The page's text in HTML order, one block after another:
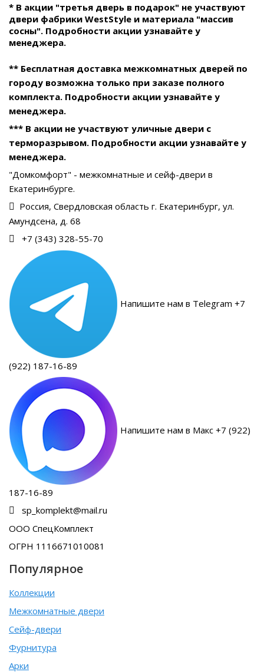
* В акции "третья дверь в подарок" не участвуют
двери фабрики WestStyle и материала "массив
сосны". Подробности акции узнавайте у
менеджера.
** Бесплатная доставка межкомнатных дверей по
городу возможна только при заказе полного
комплекта. Подробности акции узнавайте у
менеджера.
*** В акции не участвуют уличные двери с
терморазрывом. Подробности акции узнавайте у
менеджера.
"Домкомфорт" - межкомнатные и сейф-двери в
Екатеринбурге.
Россия, Свердловская область г. Екатеринбург, ул.
Амундсена, д. 68
+7 (343) 328-55-70
Напишите нам в Telegram +7
(922) 187-16-89
Напишите нам в Макс +7 (922)
187-16-89
sp_komplekt@mail.ru
ООО СпецКомплект
ОГРН 1116671010081
Популярное
Коллекции
Межкомнатные двери
Сейф-двери
Фурнитура
Арки